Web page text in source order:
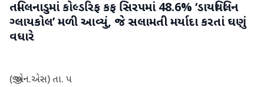
તમિલનાડુમાં કોલ્ડરિફ કફ સિરપમાં 48.6% ‘ડાયથિલિન
ગ્લાયકોલ’ મળી આવ્યું, જે સલામતી મર્યાદા કરતાં ઘણું
વધારે
(જી.એન.એસ) તા. ૫